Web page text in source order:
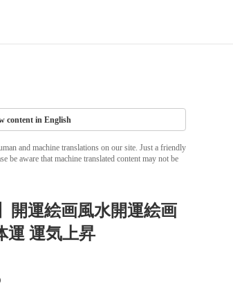
content in English
and machine translations on our site. Just a friendly
be aware that machine translated content may not be
開運絵画風水開運絵画
運 運気上昇